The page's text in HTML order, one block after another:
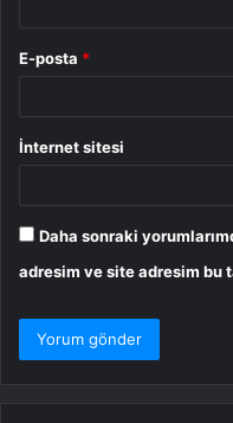
E-posta *
İnternet sitesi
Daha sonraki
adresim ve site adresim bu